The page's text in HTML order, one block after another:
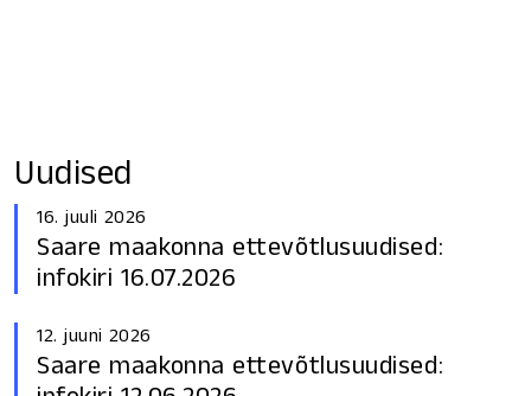
Uudised
16. juuli 2026
Saare maakonna ettevõtlusuudised:
infokiri 16.07.2026
12. juuni 2026
Saare maakonna ettevõtlusuudised: